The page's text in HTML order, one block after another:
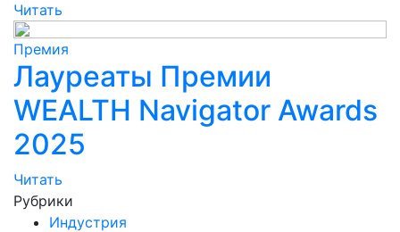
Читать
Премия
Лауреаты Премии
WEALTH Navigator Awards
2025
Читать
Рубрики
Индустрия